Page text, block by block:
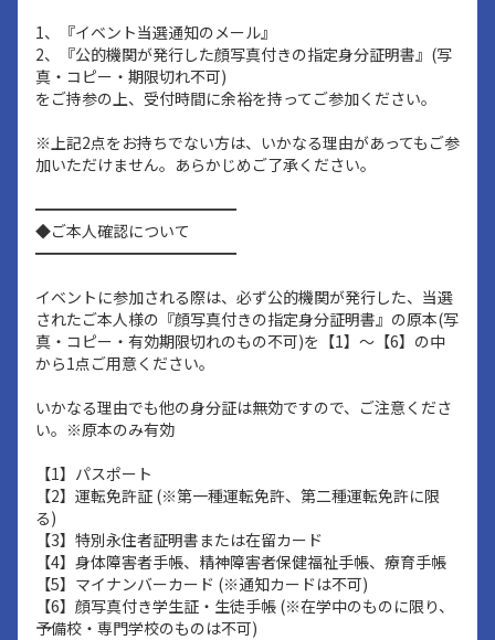
1、『イベント当選通知のメール』
2、『公的機関が発行した顔写真付きの指定身分証明書』(写
真・コピー・期限切れ不可)
をご持参の上、受付時間に余裕を持ってご参加ください。
※上記2点をお持ちでない方は、いかなる理由があってもご参
加いただけません。あらかじめご了承ください。
━━━━━━━━━━━━━
◆ご本人確認について
━━━━━━━━━━━━━
イベントに参加される際は、必ず公的機関が発行した、当選
されたご本人様の『顔写真付きの指定身分証明書』の原本(写
真・コピー・有効期限切れのもの不可)を【1】～【6】の中
から1点ご用意ください。
いかなる理由でも他の身分証は無効ですので、ご注意くださ
い。※原本のみ有効
【1】パスポート
【2】運転免許証 (※第一種運転免許、第二種運転免許に限
る)
【3】特別永住者証明書または在留カード
【4】身体障害者手帳、精神障害者保健福祉手帳、療育手帳
【5】マイナンバーカード (※通知カードは不可)
【6】顔写真付き学生証・生徒手帳 (※在学中のものに限り、
予備校・専門学校のものは不可)